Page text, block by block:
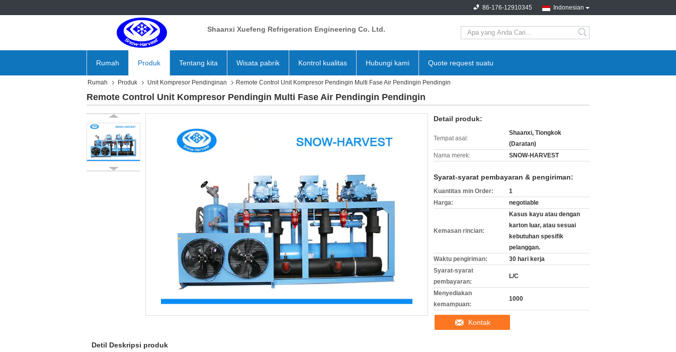
Indonesian
86-176-12910345
Shaanxi Xuefeng Refrigeration Engineering Co. Ltd.
search
Rumah Produk Tentang kita Wisata pabrik Kontrol kualitas Hubungi kami Quote request suatu
Rumah Produk Unit Kompresor Pendinginan Remote Control Unit Kompresor Pendingin Multi Fase Air Pendingin Pendingin
Remote Control Unit Kompresor Pendingin Multi Fase Air Pendingin Pendingin
Detail produk:
Tempat asal:
Shaanxi, Tiongkok
(Daratan)
Nama merek:
SNOW-HARVEST
Syarat-syarat pembayaran & pengiriman:
Kuantitas min Order:
1
Harga:
negotiable
Kemasan rincian:
Kasus kayu atau dengan
karton luar, atau sesuai
kebutuhan spesifik
pelanggan.
Waktu pengiriman:
30 hari kerja
Syarat-syarat
pembayaran:
L/C
Menyediakan
kemampuan:
1000
Kontak
Detil Deskripsi produk